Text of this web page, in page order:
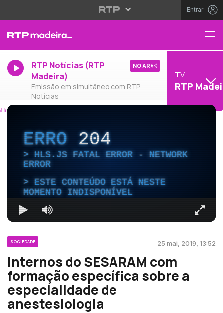
Entrar
RTP Notícias (RTP
Madeira)
Emissão em simultâneo com RTP
Notícias
NO AR
TV
RTP
ERRO204
HLS.JS FATAL ERROR - NETWORK
ERROR
ESTE CONTEÚDO ESTÁ NESTE
MOMENTO INDISPONÍVEL
SOCIEDADE 25 mai, 2019, 13:52
Internos do SESARAM com
formação específica sobre a
especialidade de
anestesiologia